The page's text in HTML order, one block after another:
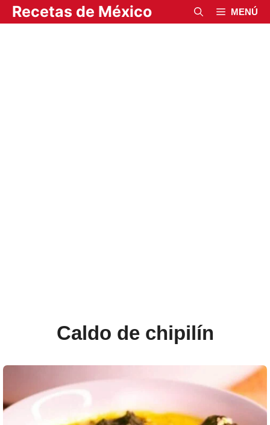
Saltar
al
Recetas de México MENÚ
Caldo de chipilín